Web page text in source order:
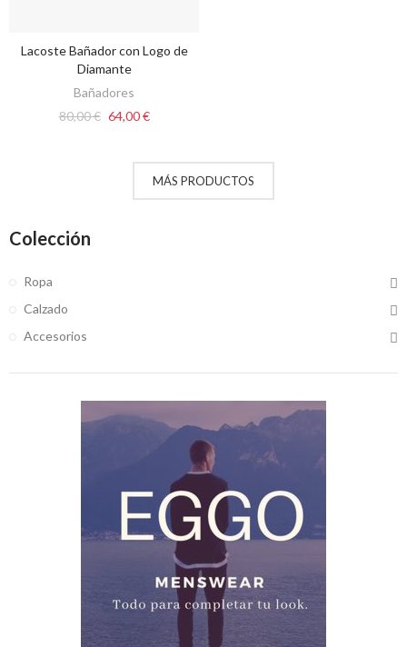
VER OPCIONES
Lacoste Bañador con Logo de
Diamante
Bañadores
80,00 € 64,00 €
MÁS PRODUCTOS
Colección
Ropa
Calzado
Accesorios